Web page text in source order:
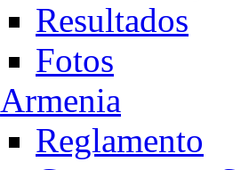
Resultados
Fotos
Armenia
Reglamento